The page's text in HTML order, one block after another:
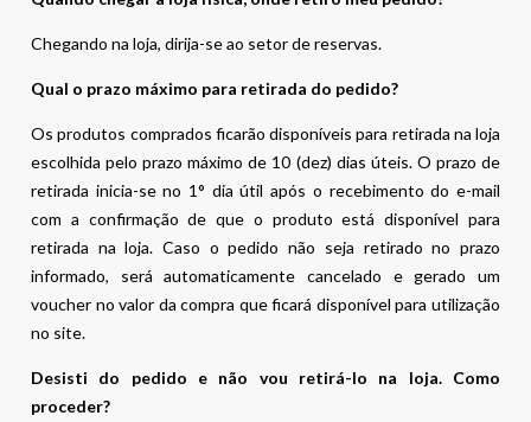
Chegando na loja, dirija-se ao setor de reservas.
Qual o prazo máximo para retirada do pedido?
Os produtos comprados ficarão disponíveis para retirada na loja
escolhida pelo prazo máximo de 10 (dez) dias úteis. O prazo de
retirada inicia-se no 1° dia útil após o recebimento do e-mail
com a confirmação de que o produto está disponível para
retirada na loja. Caso o pedido não seja retirado no prazo
informado, será automaticamente cancelado e gerado um
voucher no valor da compra que ficará disponível para utilização
no site.
Desisti do pedido e não vou retirá-lo na loja. Como
proceder?